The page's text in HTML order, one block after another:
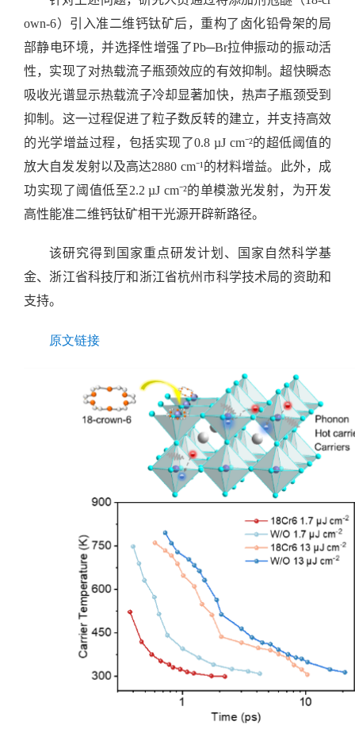
own-6）引入准二维钙钛矿后，重构了卤化铅骨架的局
部静电环境，并选择性增强了Pb─Br拉伸振动的振动活
性，实现了对热载流子瓶颈效应的有效抑制。超快瞬态
吸收光谱显示热载流子冷却显著加快，热声子瓶颈受到
抑制。这一过程促进了粒子数反转的建立，并支持高效
的光学增益过程，包括实现了0.8 µJ cm⁻²的超低阈值的
放大自发发射以及高达2880 cm⁻¹的材料增益。此外，成
功实现了阈值低至2.2 µJ cm⁻²的单模激光发射，为开发
高性能准二维钙钛矿相干光源开辟新路径。
该研究得到国家重点研发计划、国家自然科学基
金、浙江省科技厅和浙江省杭州市科学技术局的资助和
支持。
原文链接